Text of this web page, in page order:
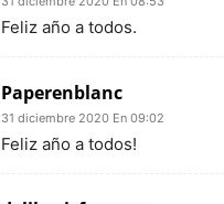
Feliz año a todos.
Paperenblanc
31 diciembre 2020 En 09:02
Feliz año a todos!